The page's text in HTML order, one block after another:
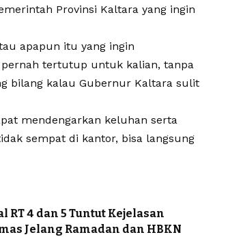
Provinsi Kaltara yang ingin
apapun itu yang ingin
tertutup untuk kalian, tanpa
bilang kalau Gubernur Kaltara sulit
mendengarkan keluhan serta
sempat di kantor, bisa langsung
4 dan 5 Tuntut Kejelasan
Jelang Ramadan dan HBKN